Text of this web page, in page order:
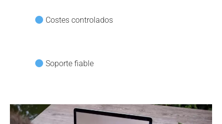
Costes controlados
Soporte fiable